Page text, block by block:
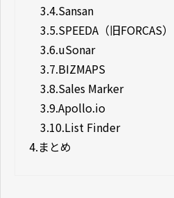
3.4.Sansan
3.5.SPEEDA（旧FORCAS）
3.6.uSonar
3.7.BIZMAPS
3.8.Sales Marker
3.9.Apollo.io
3.10.List Finder
4.まとめ